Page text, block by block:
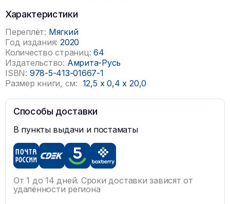
Характеристики
Переплёт: Мягкий
Год издания: 2020
Количество страниц: 64
Издательство: Амрита-Русь
ISBN: 978-5-413-01667-1
Размер книги, см: 12,5 x 0,4x 20,0
Способы доставки
В пункты выдачи и постаматы
От 1 до 14 дней. Сроки доставки зависят от
удалённости региона